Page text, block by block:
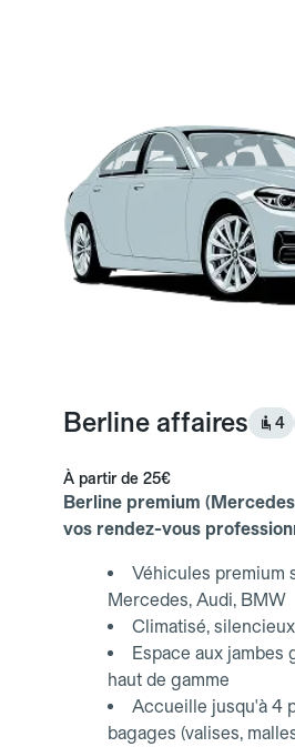
Berline affaires 4
À partir de 25€
Berline premium
vos rendez-vous
Véhicules premium
Mercedes, Audi, BMW
Climatisé,
Espace aux jambes
haut de gamme
Accueille jusqu'à 4
bagages (valises,